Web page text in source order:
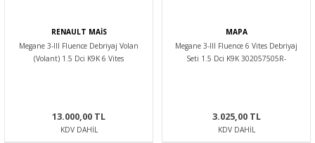
RENAULT MAİS
Megane 3-III Fluence Debriyaj Volan
(Volant) 1.5 Dci K9K 6 Vites
13.000,00 TL
KDV DAHIL
MAPA
Megane 3-III Fluence 6 Vites Debriyaj
Seti 1.5 Dci K9K 302057505R-
3.025,00 TL
KDV DAHIL